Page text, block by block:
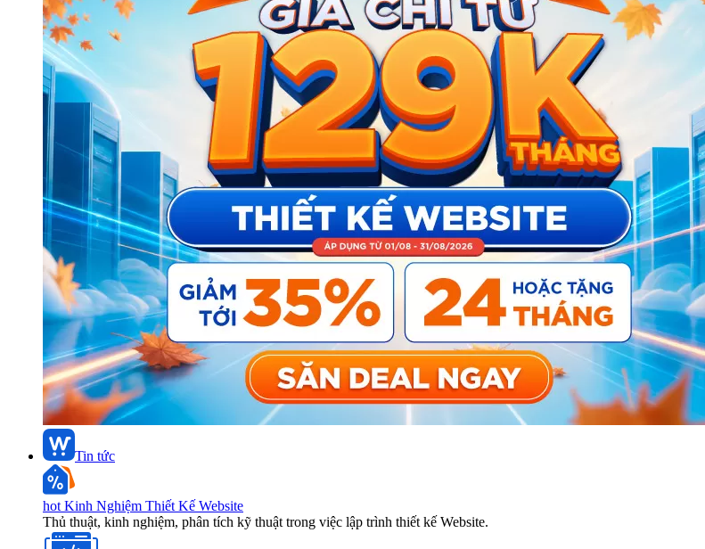
Tin tức
hot Kinh Nghiệm Thiết Kế Website
Thủ thuật, kinh nghiệm, phân tích kỹ thuật trong việc lập trình thiết kế Website.